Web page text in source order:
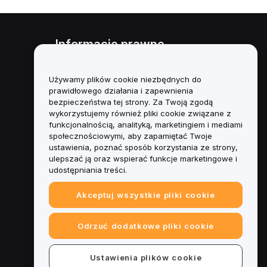
Informacje prawne
interesów
Podsumowanie polityki
powiernictwa i zarządzania
Informacje ESG
Biuletyny informacyjne
kryptoaktywów
Używamy plików cookie niezbędnych do
prawidłowego działania i zapewnienia
bezpieczeństwa tej strony. Za Twoją zgodą
wykorzystujemy również pliki cookie związane z
funkcjonalnością, analityką, marketingiem i mediami
społecznościowymi, aby zapamiętać Twoje
ustawienia, poznać sposób korzystania ze strony,
ulepszać ją oraz wspierać funkcje marketingowe i
udostępniania treści.
Akceptuj wszystkie pliki cookie
Odrzuć dodatkowe pliki cookie
Ustawienia plików cookie